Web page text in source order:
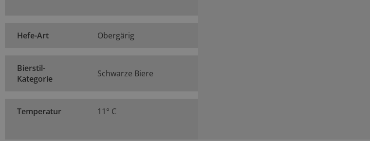
Hefe-Art Obergärig
Bierstil-
Kategorie
Schwarze Biere
Temperatur 11° C